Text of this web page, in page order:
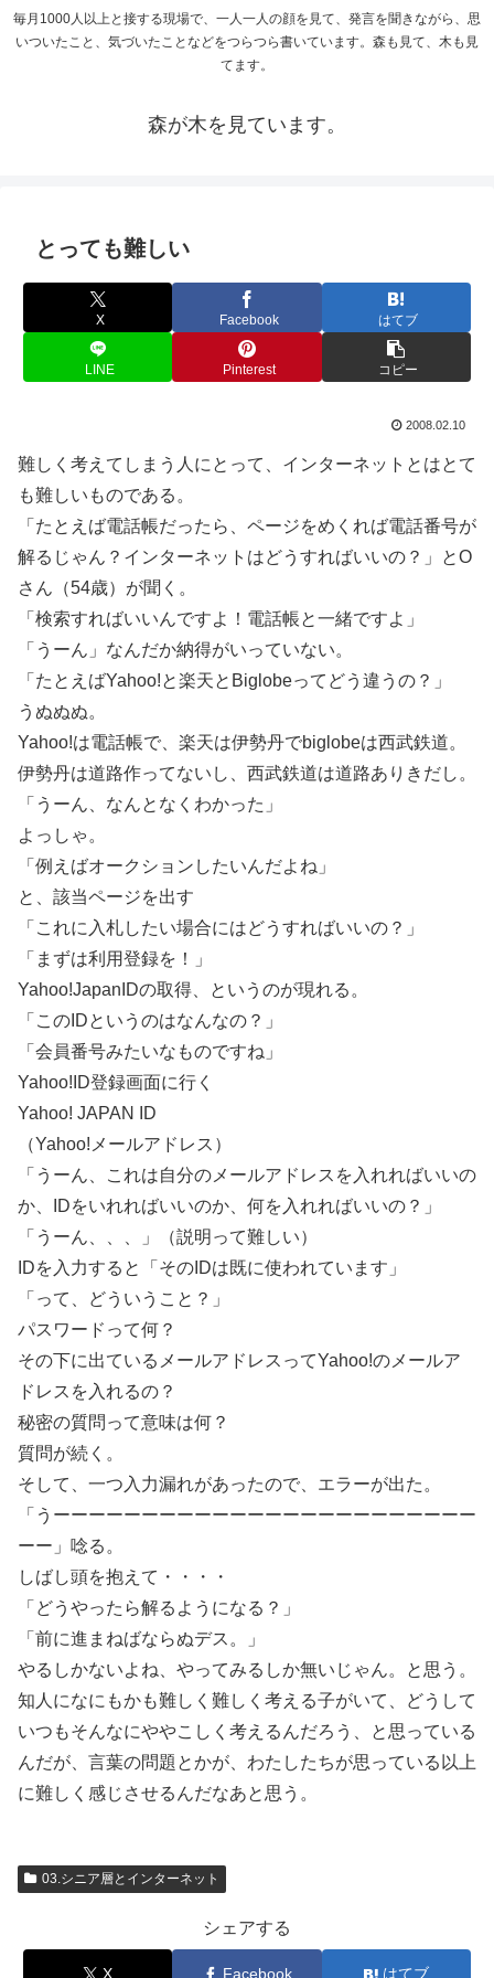
毎月1000人以上と接する現場で、一人一人の顔を見て、発言を聞きながら、思
いついたこと、気づいたことなどをつらつら書いています。森も見て、木も見
てます。
森が木を見ています。
とっても難しい
X Facebook はてブ
LINE Pinterest コピー
2008.02.10
難しく考えてしまう人にとって、インターネットとはとて
も難しいものである。
「たとえば電話帳だったら、ページをめくれば電話番号が
解るじゃん？インターネットはどうすればいいの？」とO
さん（54歳）が聞く。
「検索すればいいんですよ！電話帳と一緒ですよ」
「うーん」なんだか納得がいっていない。
「たとえばYahoo!と楽天とBiglobeってどう違うの？」
うぬぬぬ。
Yahoo!は電話帳で、楽天は伊勢丹でbiglobeは西武鉄道。
伊勢丹は道路作ってないし、西武鉄道は道路ありきだし。
「うーん、なんとなくわかった」
よっしゃ。
「例えばオークションしたいんだよね」
と、該当ページを出す
「これに入札したい場合にはどうすればいいの？」
「まずは利用登録を！」
Yahoo!JapanIDの取得、というのが現れる。
「このIDというのはなんなの？」
「会員番号みたいなものですね」
Yahoo!ID登録画面に行く
Yahoo! JAPAN ID
（Yahoo!メールアドレス）
「うーん、これは自分のメールアドレスを入れればいいの
か、IDをいれればいいのか、何を入れればいいの？」
「うーん、、、」（説明って難しい）
IDを入力すると「そのIDは既に使われています」
「って、どういうこと？」
パスワードって何？
その下に出ているメールアドレスってYahoo!のメールア
ドレスを入れるの？
秘密の質問って意味は何？
質問が続く。
そして、一つ入力漏れがあったので、エラーが出た。
「うーーーーーーーーーーーーーーーーーーーーーーーー
ーー」唸る。
しばし頭を抱えて・・・・
「どうやったら解るようになる？」
「前に進まねばならぬデス。」
やるしかないよね、やってみるしか無いじゃん。と思う。
知人になにもかも難しく難しく考える子がいて、どうして
いつもそんなにややこしく考えるんだろう、と思っている
んだが、言葉の問題とかが、わたしたちが思っている以上
に難しく感じさせるんだなあと思う。
03.シニア層とインターネット
シェアする
X Facebook はてブ